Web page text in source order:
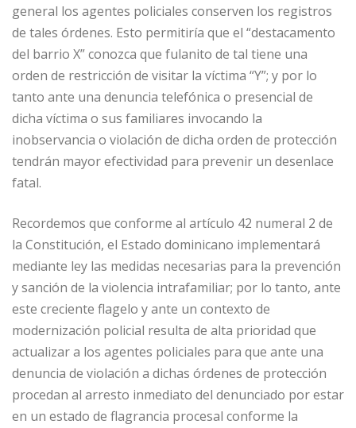
general los agentes policiales conserven los registros
de tales órdenes. Esto permitiría que el “destacamento
del barrio X” conozca que fulanito de tal tiene una
orden de restricción de visitar la víctima “Y”; y por lo
tanto ante una denuncia telefónica o presencial de
dicha víctima o sus familiares invocando la
inobservancia o violación de dicha orden de protección
tendrán mayor efectividad para prevenir un desenlace
fatal.
Recordemos que conforme al artículo 42 numeral 2 de
la Constitución, el Estado dominicano implementará
mediante ley las medidas necesarias para la prevención
y sanción de la violencia intrafamiliar; por lo tanto, ante
este creciente flagelo y ante un contexto de
modernización policial resulta de alta prioridad que
actualizar a los agentes policiales para que ante una
denuncia de violación a dichas órdenes de protección
procedan al arresto inmediato del denunciado por estar
en un estado de flagrancia procesal conforme la